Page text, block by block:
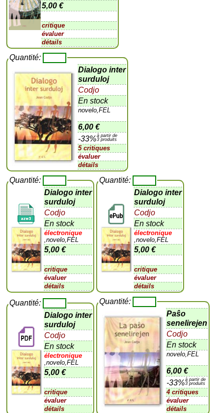
5,00 €
critique
évaluer
détails
Quantité:
Dialogo inter
surduloj
Codjo
En stock
novelo,FEL
6,00 €
-33%à partir de
3 produits
5 critiques
évaluer
détails
Quantité:
Dialogo inter
surduloj
Codjo
En stock
électronique
,novelo,FEL
5,00 €
critique
évaluer
détails
Quantité:
Dialogo inter
surduloj
Codjo
En stock
électronique
,novelo,FEL
5,00 €
critique
évaluer
détails
Quantité:
Dialogo inter
surduloj
Codjo
En stock
électronique
,novelo,FEL
5,00 €
critique
évaluer
détails
Quantité:
Paŝo
senelirejen
Codjo
En stock
novelo,FEL
6,00 €
-33%à partir de
3 produits
4 critiques
évaluer
détails